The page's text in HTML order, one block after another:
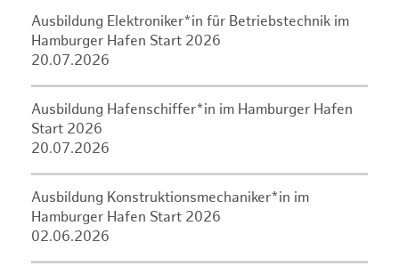
Ausbildung Elektroniker*in für Betriebstechnik im
Hamburger Hafen Start 2026
20.07.2026
Ausbildung Hafenschiffer*in im Hamburger Hafen
Start 2026
20.07.2026
Ausbildung Konstruktionsmechaniker*in im
Hamburger Hafen Start 2026
02.06.2026